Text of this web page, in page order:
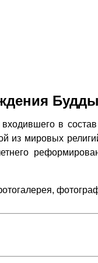
Будды
в
мировых